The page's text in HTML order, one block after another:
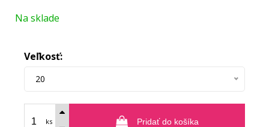
Na sklade
Veľkosť:
20
ks Pridať do košíka